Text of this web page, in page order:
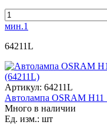
мин.1
64211L
Артикул: 64211L
Автолампа OSRAM H11
Много в наличии
Ед. изм.: шт